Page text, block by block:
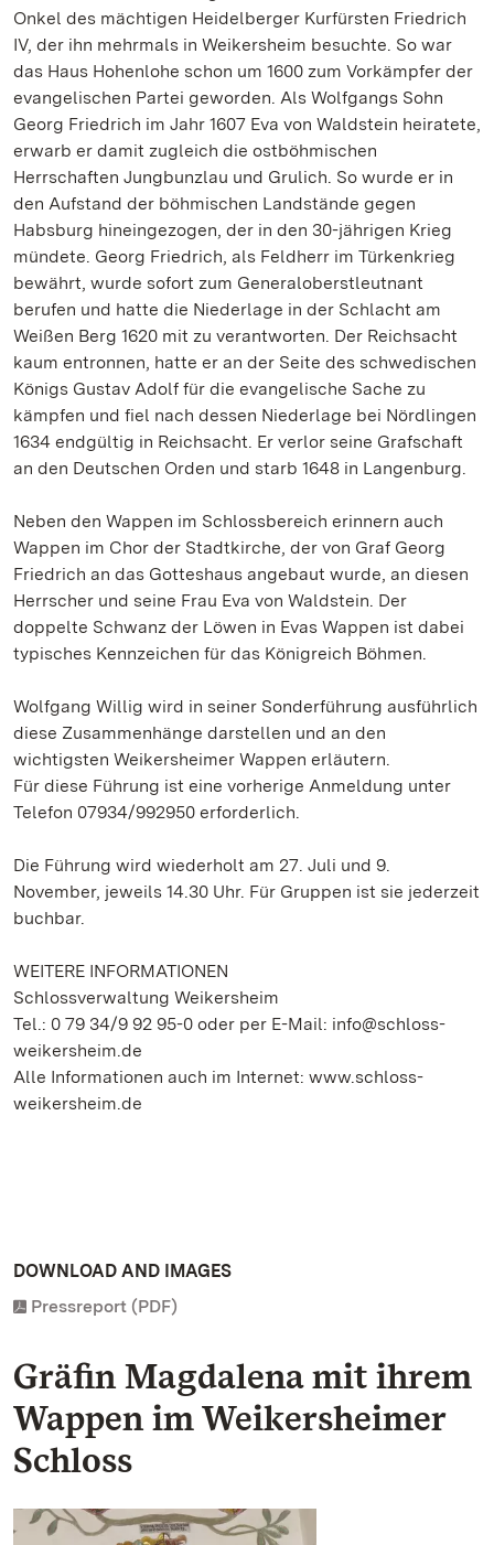
Onkel des mächtigen Heidelberger Kurfürsten Friedrich
IV, der ihn mehrmals in Weikersheim besuchte. So war
das Haus Hohenlohe schon um 1600 zum Vorkämpfer der
evangelischen Partei geworden. Als Wolfgangs Sohn
Georg Friedrich im Jahr 1607 Eva von Waldstein heiratete,
erwarb er damit zugleich die ostböhmischen
Herrschaften Jungbunzlau und Grulich. So wurde er in
den Aufstand der böhmischen Landstände gegen
Habsburg hineingezogen, der in den 30-jährigen Krieg
mündete. Georg Friedrich, als Feldherr im Türkenkrieg
bewährt, wurde sofort zum Generaloberstleutnant
berufen und hatte die Niederlage in der Schlacht am
Weißen Berg 1620 mit zu verantworten. Der Reichsacht
kaum entronnen, hatte er an der Seite des schwedischen
Königs Gustav Adolf für die evangelische Sache zu
kämpfen und fiel nach dessen Niederlage bei Nördlingen
1634 endgültig in Reichsacht. Er verlor seine Grafschaft
an den Deutschen Orden und starb 1648 in Langenburg.
Neben den Wappen im Schlossbereich erinnern auch
Wappen im Chor der Stadtkirche, der von Graf Georg
Friedrich an das Gotteshaus angebaut wurde, an diesen
Herrscher und seine Frau Eva von Waldstein. Der
doppelte Schwanz der Löwen in Evas Wappen ist dabei
typisches Kennzeichen für das Königreich Böhmen.
Wolfgang Willig wird in seiner Sonderführung ausführlich
diese Zusammenhänge darstellen und an den
wichtigsten Weikersheimer Wappen erläutern.
Für diese Führung ist eine vorherige Anmeldung unter
Telefon 07934/992950 erforderlich.
Die Führung wird wiederholt am 27. Juli und 9.
November, jeweils 14.30 Uhr. Für Gruppen ist sie jederzeit
buchbar.
WEITERE INFORMATIONEN
Schlossverwaltung Weikersheim
Tel.: 0 79 34/9 92 95-0 oder per E-Mail: info@schloss-
weikersheim.de
Alle Informationen auch im Internet: www.schloss-
weikersheim.de
DOWNLOAD AND IMAGES
Pressreport (PDF)
Gräfin Magdalena mit ihrem
Wappen im Weikersheimer
Schloss